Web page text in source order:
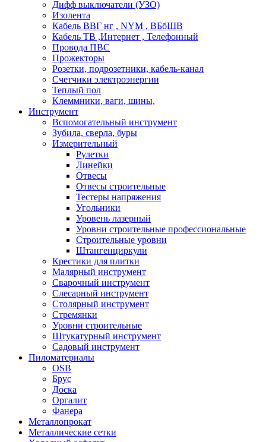
Дифф выключатели (УЗО)
Изолента
Кабель ВВГ нг , NYM , ВБбШВ
Кабель ТВ ,Интернет , Телефонный
Провода ПВС
Прожекторы
Розетки, подрозетники, кабель-канал
Счетчики электроэнергии
Теплый пол
Клеммники, ваги, шины,
Инструмент
Вспомогательный инструмент
Зубила, сверла, буры
Измерительный
Рулетки
Линейки
Отвесы
Отвесы строительные
Тестеры напряжения
Угольники
Уровень лазерный
Уровни строительные профессиональные
Строительные уровни
Штангенциркули
Крестики для плитки
Малярный инструмент
Сварочный инструмент
Слесарный инструмент
Столярный инструмент
Стремянки
Уровни строительные
Штукатурный инструмент
Садовый инструмент
Пиломатериалы
OSB
Брус
Доска
Оргалит
Фанера
Металлопрокат
Металлические сетки